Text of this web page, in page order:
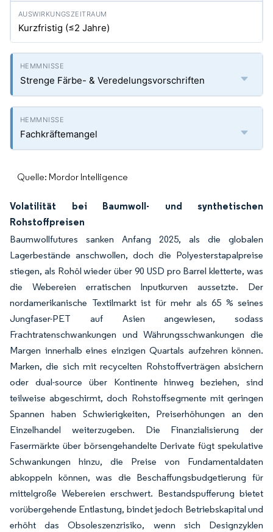
Kurzfristig (≤2 Jahre)
Strenge Färbe- & Veredelungsvorschriften
Fachkräftemangel
Quelle: Mordor Intelligence
Volatilität bei Baumwoll- und synthetischen
Rohstoffpreisen
Baumwollfutures sanken Anfang 2025, als die globalen
Lagerbestände anschwollen, doch die Polyesterstapalpreise
stiegen, als Rohöl wieder über 90 USD pro Barrel kletterte, was
die Webereien erratischen Inputkurven aussetzte. Der
nordamerikanische Textilmarkt ist für mehr als 65 % seines
Jungfaser-PET auf Asien angewiesen, sodass
Frachtratenschwankungen und Währungsschwankungen die
Margen innerhalb eines einzigen Quartals aufzehren können.
Marken, die sich mit recycelten Rohstoffverträgen absichern
oder dual-source über Kontinente hinweg beziehen, sind
teilweise abgeschirmt, doch Rohstoffsegmente mit geringen
Spannen haben Schwierigkeiten, Preiserhöhungen an den
Einzelhandel weiterzugeben. Die Finanzialisierung der
Fasermärkte über börsengehandelte Derivate fügt spekulative
Schwankungen hinzu, die Preise von Fundamentaldaten
abkoppeln können, was die Beschaffungsbudgetierung für
mittelgroße Webereien erschwert. Bestandspufferung bietet
vorübergehende Entlastung, bindet jedoch Betriebskapital und
erhöht das Obsoleszenzrisiko, wenn sich Designzyklen